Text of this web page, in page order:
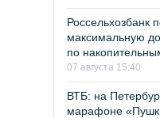
Россельхозбанк
максимальную
по
07 августа 15:40
ВТБ: на
марафоне